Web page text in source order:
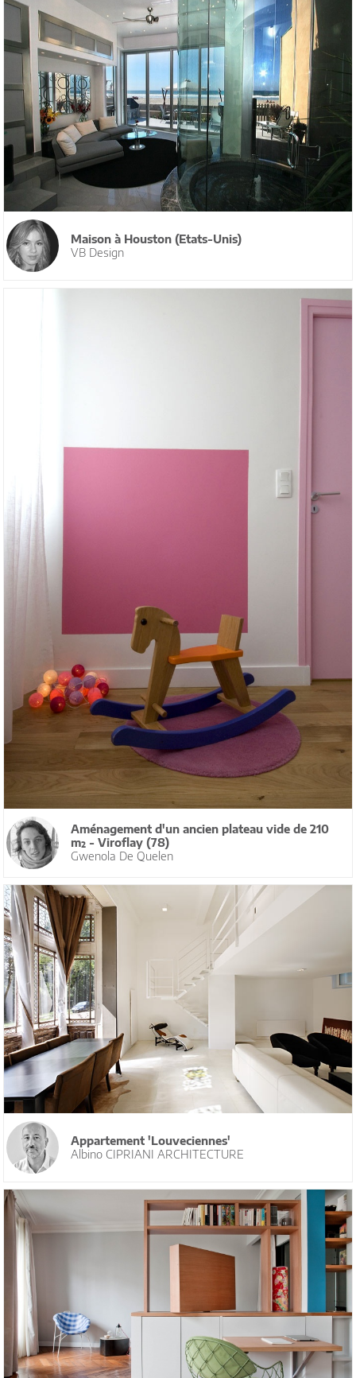
Maison à Houston (Etats-Unis)
VB Design
Aménagement d'un ancien plateau vide de 210
m² - Viroflay (78)
Gwenola De Quelen
Appartement 'Louveciennes'
Albino CIPRIANI ARCHITECTURE